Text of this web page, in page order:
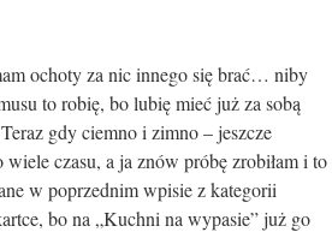
ochoty za nic innego się brać… niby
to robię, bo lubię mieć już za sobą
gdy ciemno i zimno – jeszcze
czasu, a ja znów próbę zrobiłam i to
w poprzednim wpisie z kategorii
bo na „Kuchni na wypasie” już go